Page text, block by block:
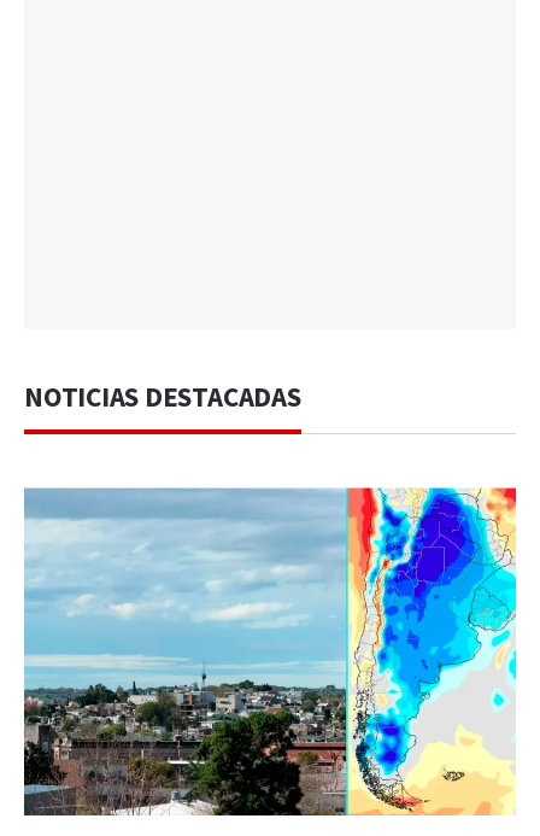
NOTICIAS DESTACADAS